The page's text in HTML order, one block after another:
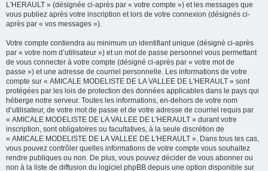
L'HERAULT » (désignée ci-après par « votre compte ») et les messages que
vous publiez après votre inscription et lors de votre connexion (désignés ci-
après par « vos messages »).
Votre compte contiendra au minimum un identifiant unique (désigné ci-après
par « votre nom d’utilisateur ») et un mot de passe personnel vous permettant
de vous connecter à votre compte (désigné ci-après par « votre mot de
passe ») et une adresse de courriel personnelle. Les informations de votre
compte sur « AMICALE MODELISTE DE LA VALLEE DE L'HERAULT » sont
protégées par les lois de protection des données applicables dans le pays qui
héberge notre serveur. Toutes les informations, en-dehors de votre nom
d’utilisateur, de votre mot de passe et de votre adresse de courriel requis par
« AMICALE MODELISTE DE LA VALLEE DE L'HERAULT » durant votre
inscription, sont obligatoires ou facultatives, à la seule discrétion de
« AMICALE MODELISTE DE LA VALLEE DE L'HERAULT ». Dans tous les cas,
vous pouvez contrôler quelles informations de votre compte vous souhaitez
rendre publiques ou non. De plus, vous pouvez décider de vous abonner ou
non à la liste de diffusion du logiciel phpBB depuis une option disponible sur